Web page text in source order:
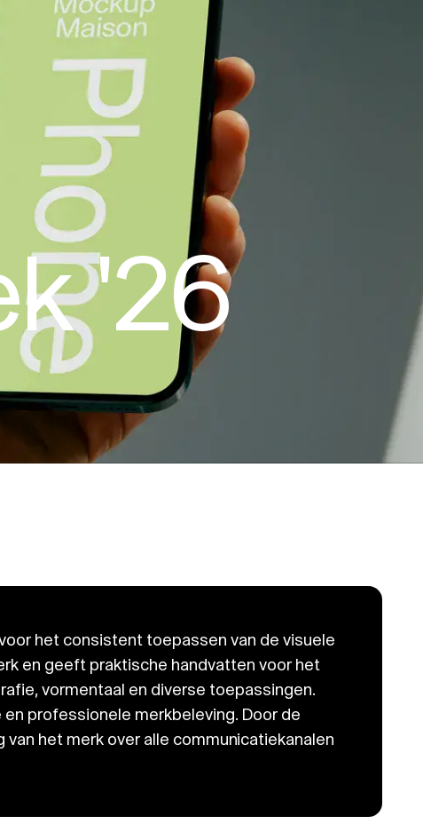
'26
het consistent toepassen van de visuele
en geeft praktische handvatten voor het
vormentaal en diverse toepassingen.
professionele merkbeleving. Door de
het merk over alle communicatiekanalen